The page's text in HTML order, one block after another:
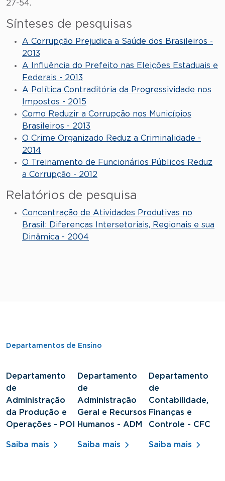
27-54.
Sínteses de pesquisas
A Corrupção Prejudica a Saúde dos Brasileiros -
2013
A Influência do Prefeito nas Eleições Estaduais e
Federais - 2013
A Política Contraditória da Progressividade nos
Impostos - 2015
Como Reduzir a Corrupção nos Municípios
Brasileiros - 2013
O Crime Organizado Reduz a Criminalidade -
2014
O Treinamento de Funcionários Públicos Reduz
a Corrupção - 2012
Relatórios de pesquisa
Concentração de Atividades Produtivas no
Brasil: Diferenças Intersetoriais, Regionais e sua
Dinâmica - 2004
Departamentos de Ensino
Departamento
de
Administração
da Produção e
Operações - POI
Saiba mais
Departamento
de
Administração
Geral e Recursos
Humanos - ADM
Saiba mais
Departamento
de
Contabilidade,
Finanças e
Controle - CFC
Saiba mais